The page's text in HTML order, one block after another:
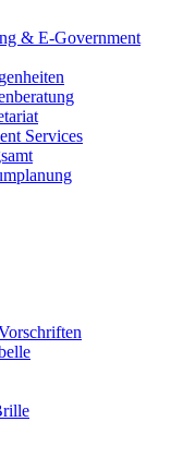
& E-Government
Services